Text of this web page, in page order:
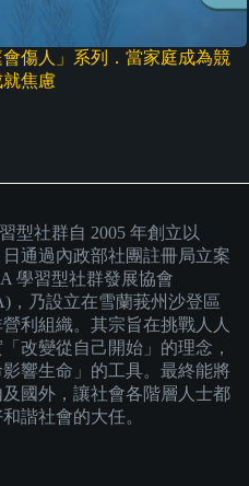
傷人」系列．當家庭成為競
焦慮
型社群自 2005 年創立以
日通過內政部社團註冊局立案
學習型社群發展協會
乃設立在雪蘭莪州沙登區
利組織。其宗旨在挑戰人人
改變從自己開始」的理念，
響生命」的工具。最終能將
國外，讓社會各階層人士都
諧社會的大任。